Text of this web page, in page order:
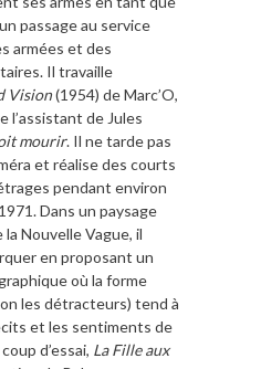
passage au service
armées et des
Il travaille
Vision(1954) de Marc’O,
l’assistant de Jules
mourir. Il ne tarde pas
et réalise des courts
pendant environ
Dans un paysage
la Nouvelle Vague, il
en proposant un
où la forme
les détracteurs) tend à
et les sentiments de
d’essai, La Fille aux